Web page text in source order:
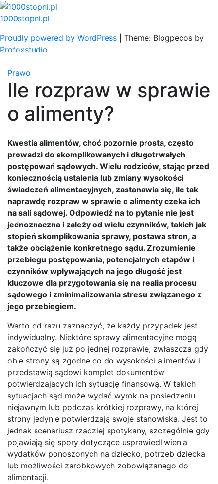
Skip
to
1000stopni.pl
Proudly powered by WordPress
Theme: Blogpecos by
Profoxstudio.
Prawo
Ile rozpraw w sprawie
o alimenty?
Kwestia alimentów, choć pozornie prosta, często
prowadzi do skomplikowanych i długotrwałych
postępowań sądowych. Wielu rodziców, stając przed
koniecznością ustalenia lub zmiany wysokości
świadczeń alimentacyjnych, zastanawia się, ile tak
naprawdę rozpraw w sprawie o alimenty czeka ich
na sali sądowej. Odpowiedź na to pytanie nie jest
jednoznaczna i zależy od wielu czynników, takich jak
stopień skomplikowania sprawy, postawa stron, a
także obciążenie konkretnego sądu. Zrozumienie
przebiegu postępowania, potencjalnych etapów i
czynników wpływających na jego długość jest
kluczowe dla przygotowania się na realia procesu
sądowego i zminimalizowania stresu związanego z
jego przebiegiem.
Warto od razu zaznaczyć, że każdy przypadek jest
indywidualny. Niektóre sprawy alimentacyjne mogą
zakończyć się już po jednej rozprawie, zwłaszcza gdy
obie strony są zgodne co do wysokości alimentów i
przedstawią sądowi komplet dokumentów
potwierdzających ich sytuację finansową. W takich
sytuacjach sąd może wydać wyrok na posiedzeniu
niejawnym lub podczas krótkiej rozprawy, na której
strony jedynie potwierdzają swoje stanowiska. Jest to
jednak scenariusz rzadziej spotykany, szczególnie gdy
pojawiają się spory dotyczące usprawiedliwienia
wydatków ponoszonych na dziecko, potrzeb dziecka
lub możliwości zarobkowych zobowiązanego do
alimentacji.